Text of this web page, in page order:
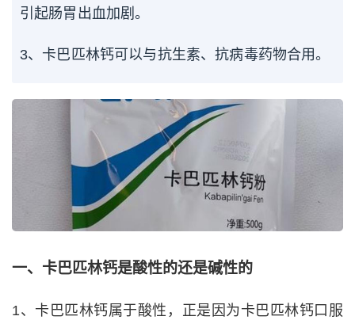
引起肠胃出血加剧。
3、卡巴匹林钙可以与抗生素、抗病毒药物合用。
一、卡巴匹林钙是酸性的还是碱性的
1、卡巴匹林钙属于酸性，正是因为卡巴匹林钙口服